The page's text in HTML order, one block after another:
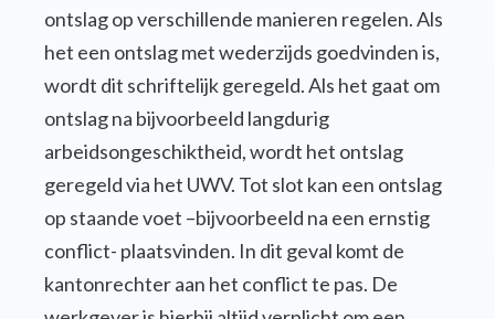
ontslag op verschillende manieren regelen. Als
het een ontslag met wederzijds goedvinden is,
wordt dit schriftelijk geregeld. Als het gaat om
ontslag na bijvoorbeeld langdurig
arbeidsongeschiktheid, wordt het ontslag
geregeld via het UWV. Tot slot kan een ontslag
op staande voet –bijvoorbeeld na een ernstig
conflict- plaatsvinden. In dit geval komt de
kantonrechter aan het conflict te pas. De